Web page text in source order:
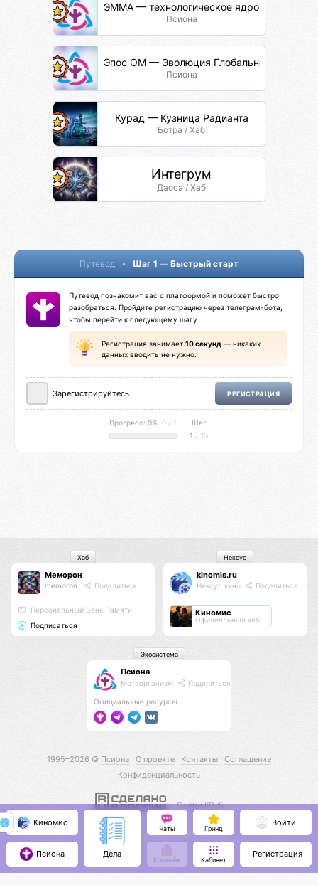
ЭММА — технологическое ядро
Псиона
Эпос ОМ — Эволюция Глобальной Сети
Псиона
Курад — Кузница Радианта
Ботра / Хаб
Интегрум
Даоса / Хаб
Путевод • Шаг 1 — Быстрый старт
Путевод познакомит вас с платформой и поможет быстро
разобраться. Пройдите регистрацию через телеграм-бота,
чтобы перейти к следующему шагу.
Регистрация занимает 10 секунд — никаких
данных вводить не нужно.
Зарегистрируйтесь РЕГИСТРАЦИЯ
Прогресс: 0% 0 / 1 Шаг
1 / 15
Меморон
memoron Поделиться
Персональный Банк Памяти
Подписаться
Хаб
kinomis.ru
Нексус кино Поделиться
Киномис
Официальный хаб
Нексус
Псиона
Метаорганизм Поделиться
Официальные ресурсы:
Экосистема
1995–2026 © Псиона О проекте Контакты
Соглашение
Конфиденциальность
С нами КО 🕉️
Киномис
Псиона Дела
Чаты Гринд
Кошелёк Кабинет
Войти
Регистрация